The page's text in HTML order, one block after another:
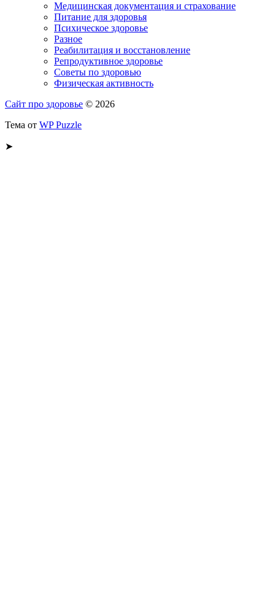
Медицинская документация и страхование
Питание для здоровья
Психическое здоровье
Разное
Реабилитация и восстановление
Репродуктивное здоровье
Советы по здоровью
Физическая активность
Сайт про здоровье © 2026
Тема от WP Puzzle
➤